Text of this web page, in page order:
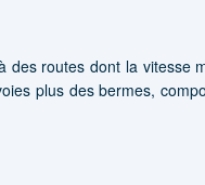
des routes dont la
plus des bermes,